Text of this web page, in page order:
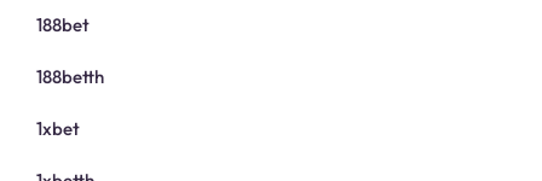
188bet
188betth
1xbet